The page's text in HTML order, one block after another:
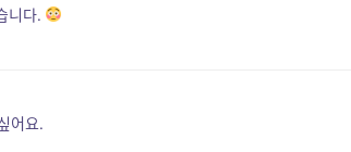
니다.
어요.